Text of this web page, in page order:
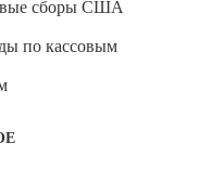
сборы США
по кассовым